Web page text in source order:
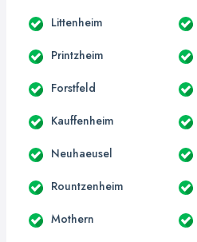
Littenheim
Printzheim
Forstfeld
Kauffenheim
Neuhaeusel
Rountzenheim
Mothern